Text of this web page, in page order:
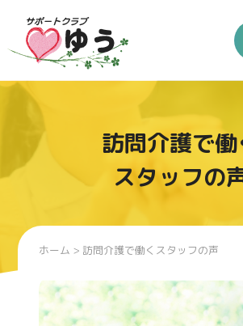
訪問介護で
スタッフの
ホーム > 訪問介護で働くスタッフの声